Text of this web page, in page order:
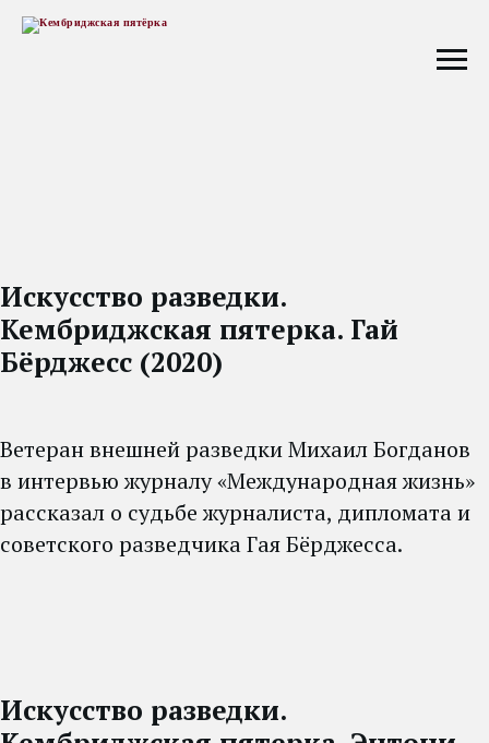
Искусство разведки.
Кембриджская пятерка. Гай
Бёрджесс (2020)
Ветеран внешней разведки Михаил Богданов
в интервью журналу «Международная жизнь»
рассказал о судьбе журналиста, дипломата и
советского разведчика Гая Бёрджесса.
Искусство разведки.